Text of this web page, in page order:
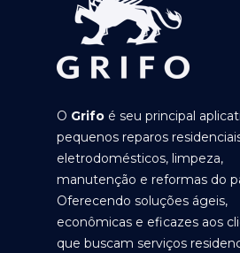
O Grifo é seu principal
pequenos reparos
eletrodomésticos, limpeza,
manutenção e reformas do
Oferecendo soluções ágeis,
econômicas e eficazes aos
que buscam serviços